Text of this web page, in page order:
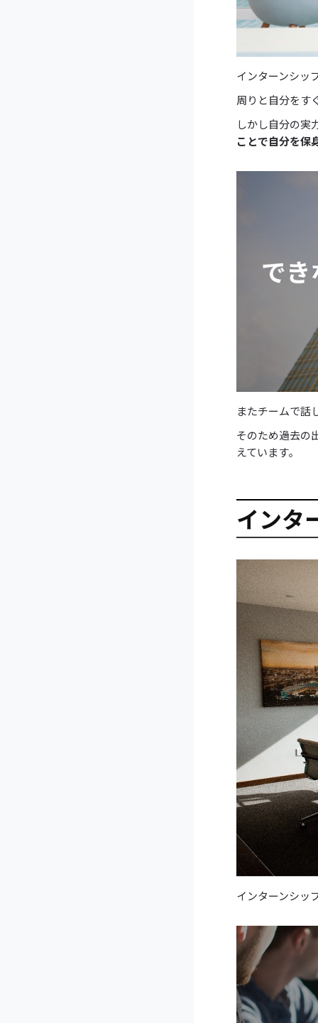
インターンシッ
周りと自分をす
しかし自分の実
ことで自分を保
またチームで話
そのため過去の
えています。
インタ
インターンシッ